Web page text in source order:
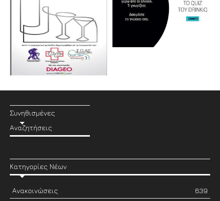
Συνηθισμένες
Αναζητήσεις
Κατηγορίες Νέων
Ανακοινώσεις
639